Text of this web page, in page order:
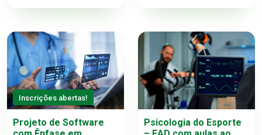
Inscrições abertas!
Projeto de Software
Psicologia do Esporte